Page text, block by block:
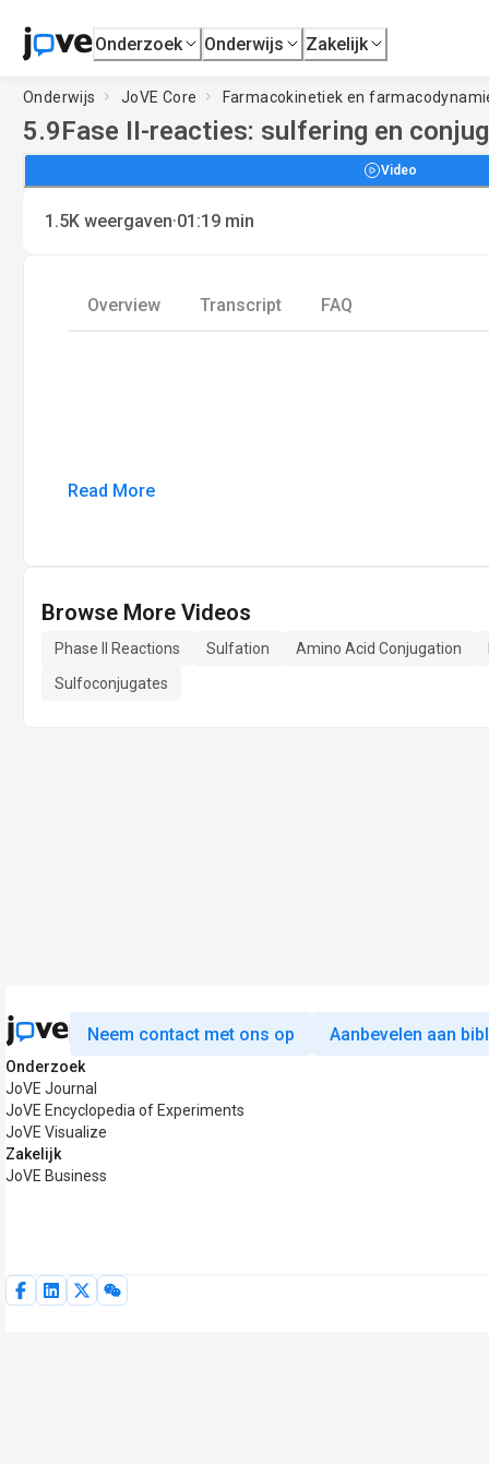
Onderzoek Onderwijs Zakelijk
Onderwijs JoVE Core Farmacokinetiek en
5.9Fase II-reacties: sulfering en
Video
1.5K weergaven·01:19 min
Overview Transcript FAQ
Read More
Browse More Videos
Phase II Reactions Sulfation Amino Acid Conjugation
Sulfoconjugates
Neem contact met ons op Aanbevelen aan
Onderzoek
JoVE Journal
JoVE Encyclopedia of Experiments
JoVE Visualize
Zakelijk
JoVE Business